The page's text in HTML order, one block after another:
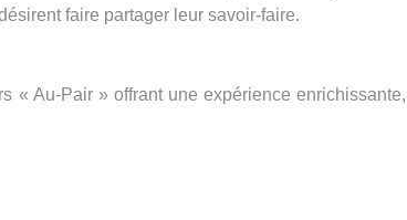
faire partager leur savoir-faire.
« Au-Pair » offrant une expérience enrichissante,